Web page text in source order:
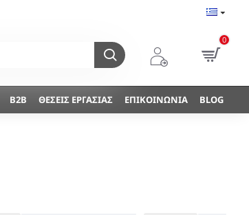
0
B2B ΘΈΣΕΙΣ ΕΡΓΑΣΊΑΣ ΕΠΙΚΟΙΝΩΝΊΑ BLOG